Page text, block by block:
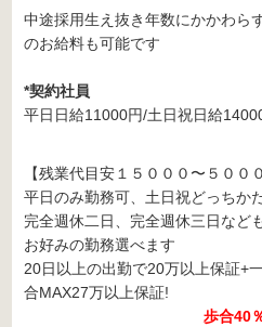
中途採用生え抜き年数にかかわら
のお給料も可能です
*契約社員
平日日給11000円/土日祝日給
【残業代目安１５０００〜５００
平日のみ勤務可、土日祝どっちか
完全週休二日、完全週休三日など
お好みの勤務選べます
20日以上の出勤で20万以上保証+
合MAX27万以上保証!
歩合40